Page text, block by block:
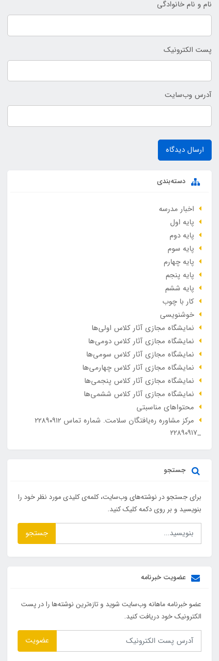
نام و نام خانوادگی
پست الکترونیک
آدرس وب‌سایت
ارسال دیدگاه
دسته‌بندی
اخبار مدرسه
پایه اول
پایه دوم
پایه سوم
پایه چهارم
پایه پنجم
پایه ششم
کار با چوب
خوشنویسی
نمایشگاه مجازی آثار کلاس اولی‌ها
نمایشگاه مجازی آثار کلاس دومی‌ها
نمایشگاه مجازی آثار کلاس سومی‌ها
نمایشگاه مجازی آثار کلاس چهارمی‌ها
نمایشگاه مجازی آثار کلاس پنجمی‌ها
نمایشگاه مجازی آثار کلاس ششمی‌ها
محتواهای مناسبتی
مرکز مشاوره ره‌یافتگان سلامت. شماره تماس ۲۲۸۹۰۹۱۲
_۲۲۸۹۰۹۱۷
جستجو
برای جستجو در نوشته‌های وب‌سایت، کلمه‌ی کلیدی مورد نظر خود را
بنویسید و بر روی دکمه کلیک کنید.
جستجو
عضویت خبرنامه
عضو خبرنامه ماهانه وب‌سایت شوید و تازه‌ترین نوشته‌ها را در پست
الکترونیک خود دریافت کنید.
عضویت